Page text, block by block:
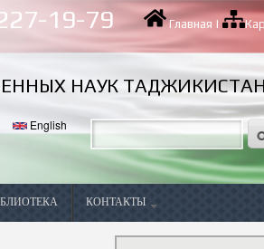
227-19-79 Главная |
НАУК
English
КОНТАКТЫ